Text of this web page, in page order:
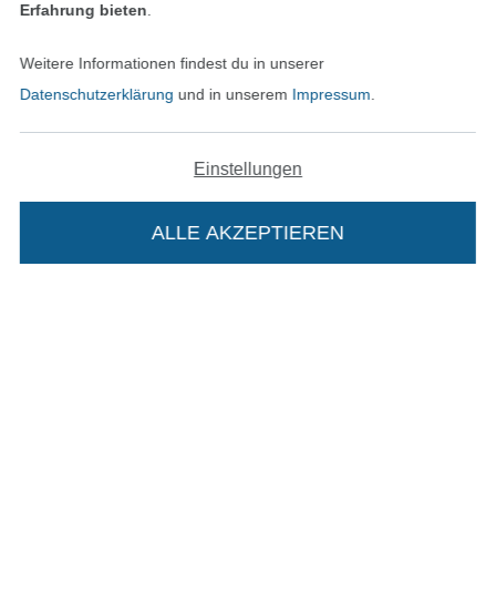
In deinen Warenkorb
Impressum
AGB
Widerrufsrecht
In den deutschen Shop wechseln (aktuell
Erfahrung bieten
Weitere Informationen findest du in unserer
Datenschutzerklärung und in unserem Impressum
Einstellungen
ALLE AKZEPTIEREN